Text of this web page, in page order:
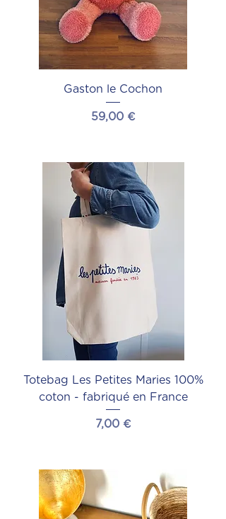
Gaston le Cochon
Prix
59,00 €
Totebag Les Petites Maries 100%
coton - fabriqué en France
Prix
7,00 €